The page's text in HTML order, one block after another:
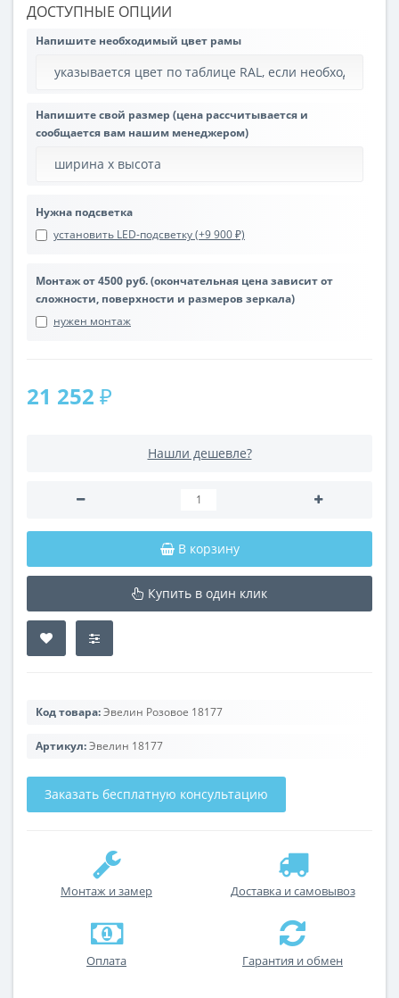
ДОСТУПНЫЕ ОПЦИИ
Напишите необходимый цвет рамы
Напишите свой размер (цена рассчитывается и
сообщается вам нашим менеджером)
Нужна подсветка
установить LED-подсветку (+9 900 ₽)
Монтаж от 4500 руб. (окончательная цена зависит от
сложности, поверхности и размеров зеркала)
нужен монтаж
21 252 ₽
Нашли дешевле?
В корзину
Купить в один клик
Код товара:Эвелин Розовое 18177
Артикул:Эвелин 18177
Заказать бесплатную консультацию
Монтаж и замер Доставка и самовывоз
Оплата Гарантия и обмен